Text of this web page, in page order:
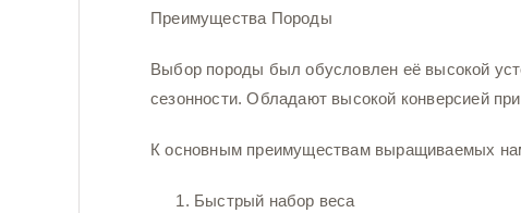
Преимущества Породы
Выбор породы был обусловлен её высокой
сезонности. Обладают высокой конверсией
К основным преимуществам выращиваемых
Быстрый набор веса